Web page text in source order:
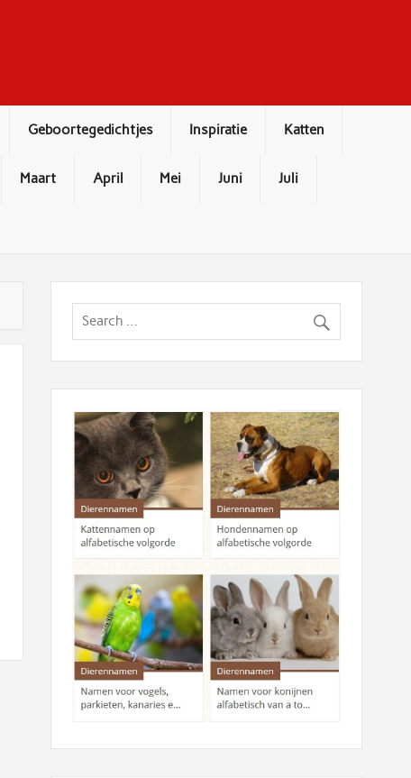
Geboortegedichtjes Inspiratie Katten
Maart April Mei Juni Juli